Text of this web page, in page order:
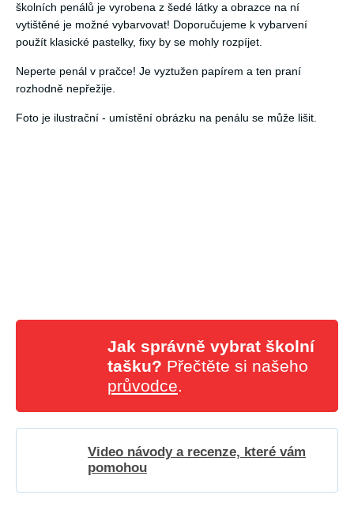
školních penálů je vyrobena z šedé látky a obrazce na ní
vytištěné je možné vybarvovat! Doporučujeme k vybarvení
použít klasické pastelky, fixy by se mohly rozpíjet.
Neperte penál v pračce! Je vyztužen papírem a ten praní
rozhodně nepřežije.
Foto je ilustrační - umístění obrázku na penálu se může lišit.
Jak správně vybrat školní
tašku? Přečtěte si našeho
průvodce.
Video návody a recenze, které vám
pomohou